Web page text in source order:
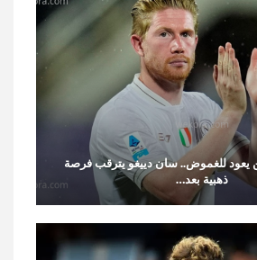
يعود للغموض.. سان دييغو يترقب فرصة
ذهبية بعد…